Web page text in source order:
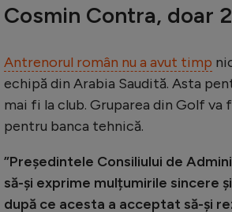
Cosmin Contra, doar
Antrenorul român nu a avut timp
echipă din Arabia Saudită. Asta
mai fi la club. Gruparea din Golf
pentru banca tehnică.
”Președintele Consiliului de
să-și exprime mulțumirile sincere
după ce acesta a acceptat să-și